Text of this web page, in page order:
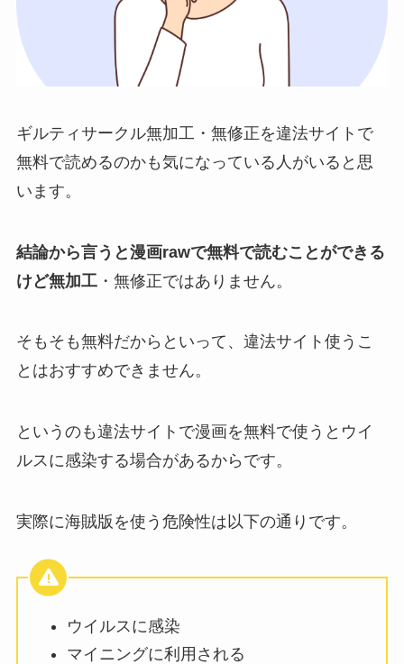
ギルティサークル無加工・無修正を違法サイトで
無料で読めるのかも気になっている人がいると思
います。
結論から言うと漫画rawで無料で読むことができる
けど無加工・無修正ではありません。
そもそも無料だからといって、違法サイト使うこ
とはおすすめできません。
というのも違法サイトで漫画を無料で使うとウイ
ルスに感染する場合があるからです。
実際に海賊版を使う危険性は以下の通りです。
ウイルスに感染
マイニングに利用される